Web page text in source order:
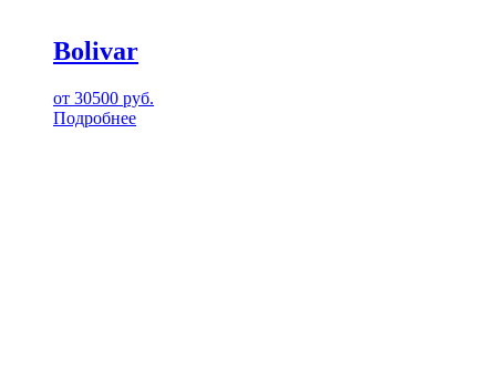
Bolivar
от 30500 руб.
Подробнее